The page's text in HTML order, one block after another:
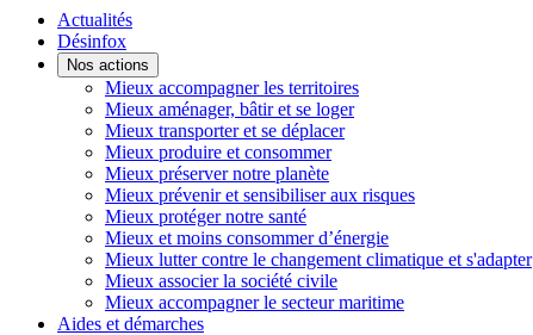
Actualités
Désinfox
Nos actions
Mieux accompagner les territoires
Mieux aménager, bâtir et se loger
Mieux transporter et se déplacer
Mieux produire et consommer
Mieux préserver notre planète
Mieux prévenir et sensibiliser aux risques
Mieux protéger notre santé
Mieux et moins consommer d’énergie
Mieux lutter contre le changement climatique et s'adapter
Mieux associer la société civile
Mieux accompagner le secteur maritime
Aides et démarches